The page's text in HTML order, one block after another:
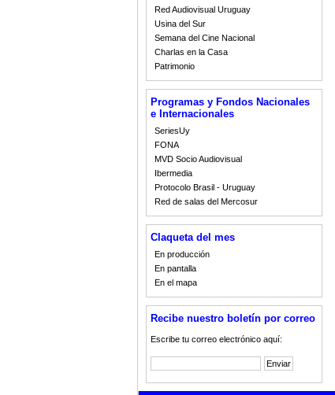
Red Audiovisual Uruguay
Usina del Sur
Semana del Cine Nacional
Charlas en la Casa
Patrimonio
Programas y Fondos Nacionales
e Internacionales
SeriesUy
FONA
MVD Socio Audiovisual
Ibermedia
Protocolo Brasil - Uruguay
Red de salas del Mercosur
Claqueta del mes
En producción
En pantalla
En el mapa
Recibe nuestro boletín por correo
Escribe tu correo electrónico aquí: